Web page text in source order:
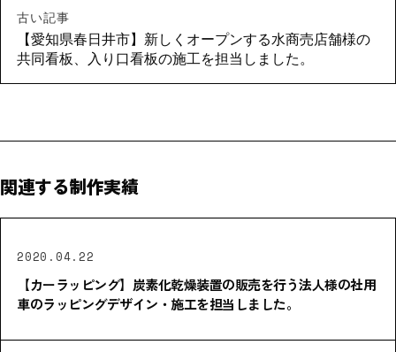
古い記事
【愛知県春日井市】新しくオープンする水商売店舗様の
共同看板、入り口看板の施工を担当しました。
関連する制作実績
2020.04.22
【カーラッピング】炭素化乾燥装置の販売を行う法人様の社用
車のラッピングデザイン・施工を担当しました。